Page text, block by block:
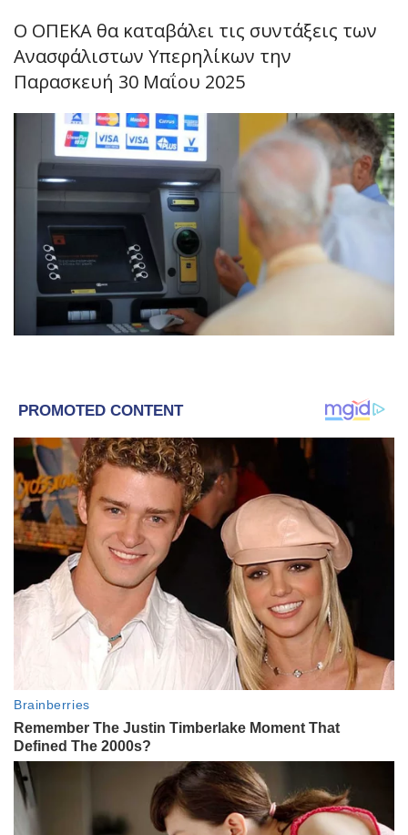
Ο ΟΠΕΚΑ θα καταβάλει τις συντάξεις των
Ανασφάλιστων Υπερηλίκων την
Παρασκευή 30 Μαΐου 2025